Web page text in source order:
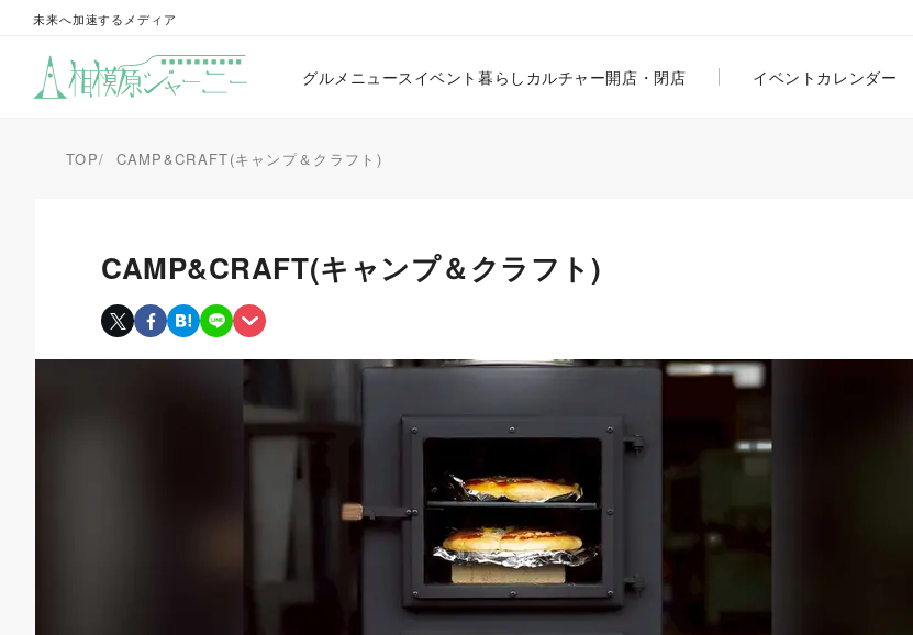
未来へ加速するメディア
グルメ ニュース イベント暮らし カルチャー開店・閉店 イベントカレンダー
TOP CAMP&CRAFT(キャンプ＆クラフト)
CAMP&CRAFT(キャンプ＆クラフト)